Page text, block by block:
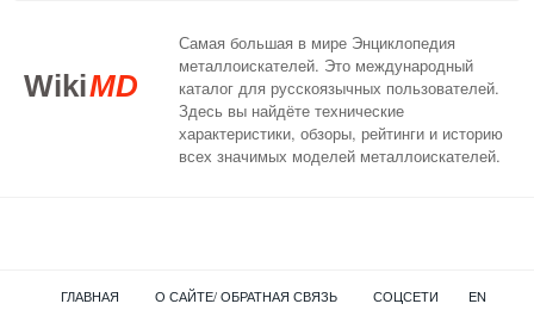
XP (14)
(13)
Detech (8)
WikiMD
Самая большая в мире Энциклопедия
металлоискателей. Это международный
каталог для русскоязычных пользователей.
Здесь вы найдёте технические
характеристики, обзоры, рейтинги и историю
всех значимых моделей металлоискателей.
ГЛАВНАЯ О САЙТЕ/ ОБРАТНАЯ СВЯЗЬ СОЦСЕТИ EN